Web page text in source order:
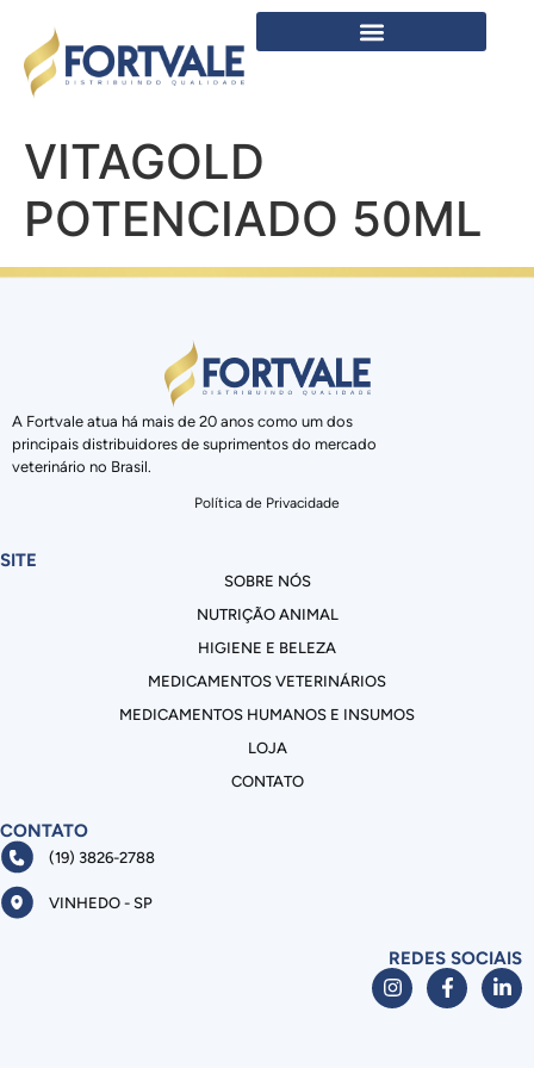
VITAGOLD
POTENCIADO 50ML
A Fortvale atua há mais de 20 anos como um dos
principais distribuidores de suprimentos do mercado
veterinário no Brasil.
Política de Privacidade
SITE
SOBRE NÓS
NUTRIÇÃO ANIMAL
HIGIENE E BELEZA
MEDICAMENTOS VETERINÁRIOS
MEDICAMENTOS HUMANOS E INSUMOS
LOJA
CONTATO
CONTATO
(19) 3826-2788
VINHEDO - SP
REDES SOCIAIS